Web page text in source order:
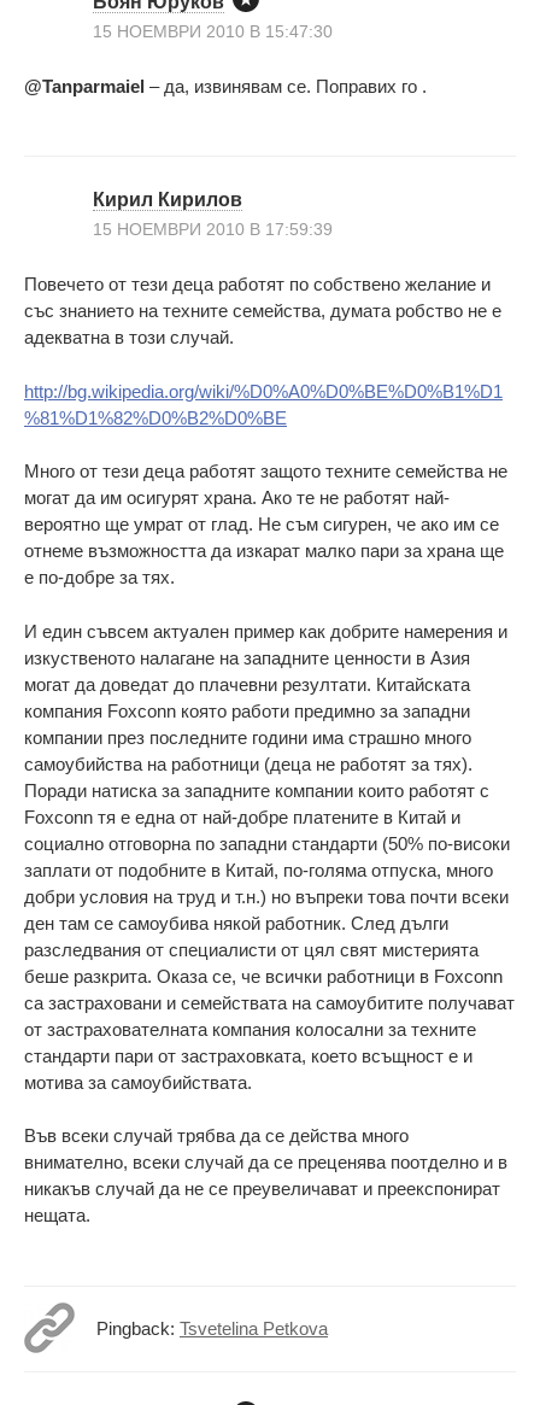
15 НОЕМВРИ 2010 В 15:47:30
@Tanparmaiel – да, извинявам се. Поправих го .
Кирил Кирилов
15 НОЕМВРИ 2010 В 17:59:39
Повечето от тези деца работят по собствено желание и
със знанието на техните семейства, думата робство не е
адекватна в този случай.
http://bg.wikipedia.org/wiki/%D0%A0%D0%BE%D0%B1%D1
%81%D1%82%D0%B2%D0%BE
Много от тези деца работят защото техните семейства не
могат да им осигурят храна. Ако те не работят най-
вероятно ще умрат от глад. Не съм сигурен, че ако им се
отнеме възможността да изкарат малко пари за храна ще
е по-добре за тях.
И един съвсем актуален пример как добрите намерения и
изкуственото налагане на западните ценности в Азия
могат да доведат до плачевни резултати. Китайската
компания Foxconn която работи предимно за западни
компании през последните години има страшно много
самоубийства на работници (деца не работят за тях).
Поради натиска за западните компании които работят с
Foxconn тя е една от най-добре платените в Китай и
социално отговорна по западни стандарти (50% по-високи
заплати от подобните в Китай, по-голяма отпуска, много
добри условия на труд и т.н.) но въпреки това почти всеки
ден там се самоубива някой работник. След дълги
разследвания от специалисти от цял свят мистерията
беше разкрита. Оказа се, че всички работници в Foxconn
са застраховани и семействата на самоубитите получават
от застрахователната компания колосални за техните
стандарти пари от застраховката, което всъщност е и
мотива за самоубийствата.
Във всеки случай трябва да се действа много
внимателно, всеки случай да се преценява поотделно и в
никакъв случай да не се преувеличават и преекспонират
нещата.
Pingback: Tsvetelina Petkova